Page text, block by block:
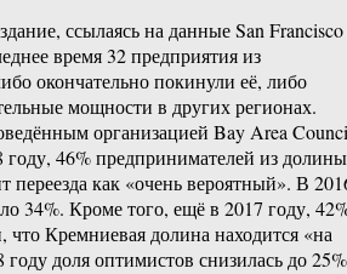
ссылаясь на данные San Francisco
время 32 предприятия из
окончательно покинули её, либо
мощности в других регионах.
организацией Bay Area
году, 46% предпринимателей из долины
переезда как «очень вероятный». В
34%. Кроме того, ещё в 2017 году,
Кремниевая долина находится «на
доля оптимистов снизилась до